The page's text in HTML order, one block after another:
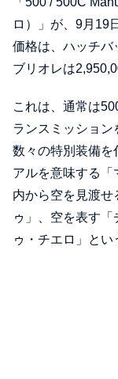
ロ）」が、9月19
価格は、ハッチバ
ブリオレは
これは、通常は
ランスミッション
数々の特別装備を
アルを意味する
内から空を見渡
ゥ」、空を表す
ゥ・チエロ」とい